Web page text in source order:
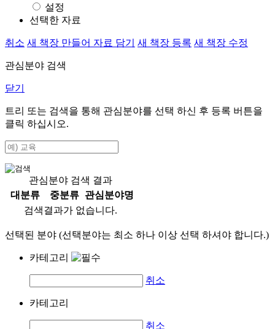
설정
선택한 자료
취소 새 책장 만들어 자료 담기 새 책장 등록 새 책장 수정
관심분야 검색
닫기
트리 또는 검색을 통해 관심분야를 선택 하신 후 등록 버튼을
클릭 하십시오.
관심분야 검색 결과
대분류
중분류
관심분야명
검색결과가 없습니다.
선택된 분야 (선택분야는 최소 하나 이상 선택 하셔야 합니다.)
카테고리
취소
카테고리
취소